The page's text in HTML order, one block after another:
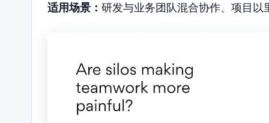
适用场景： 研发与业务团队混合协作、项目